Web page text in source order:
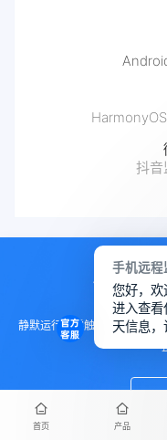
Safari
抖
使用
静默运行，零触碰部署。无需
首页 产品
手机远程
您好，
进入查
天信息，